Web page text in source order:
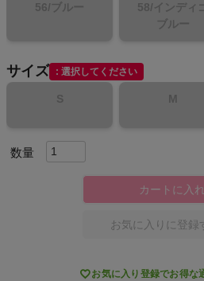
メンズスポーツウェア
スポーツシューズ
56/ブルー
58/インディ
ブルー
サイズ 選択してください
S M
カートに入
お気に入りに登録
お気に入り登録でお得な